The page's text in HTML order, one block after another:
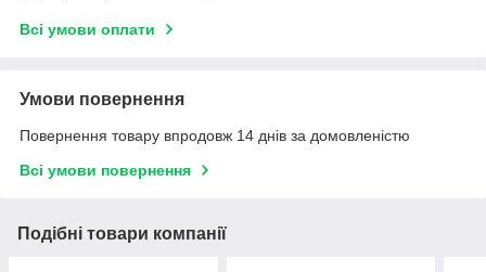
Всі умови оплати
Умови повернення
Повернення товару впродовж 14 днів за домовленістю
Всі умови повернення
Подібні товари компанії